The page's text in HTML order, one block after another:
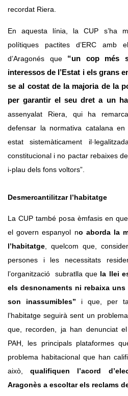
recordat Riera.
En aquesta línia, la CUP s’ha
polítiques pactites d’ERC
d’Aragonés que
“un cop més
interessos de l’Estat i els grans
se al costat de la majoria de la
per garantir el seu dret a un
assenyalat Riera, qui ha
defensar la normativa catalana en
estat sistemàticament
constitucional i no pactar rebaixes
i-plau dels fons voltors”.
Desmercantilitzar l’habitatge
La CUP també posa èmfasis en
el govern espanyol no aborda la
l’habitatge, quelcom que,
persones i les necessitats
l’organització  subratlla que la llei
els desnonaments ni rebaixa
son inassumibles” i que, per
l’habitatge seguirà sent un
que, recorden, ja han denunciat
PAH, les principals plataformes
problema habitacional que han
això, qualifiquen l’acord
Aragonès a escoltar els reclams